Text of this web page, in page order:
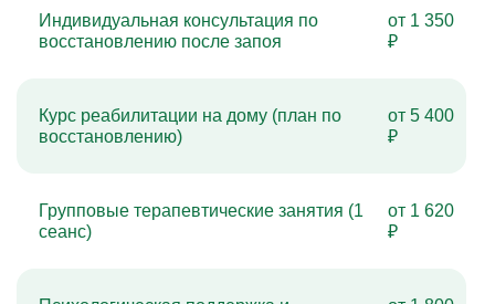
Индивидуальная консультация по
восстановлению после запоя
от 1 350
₽
Курс реабилитации на дому (план по
восстановлению)
от 5 400
₽
Групповые терапевтические занятия (1
сеанс)
от 1 620
₽